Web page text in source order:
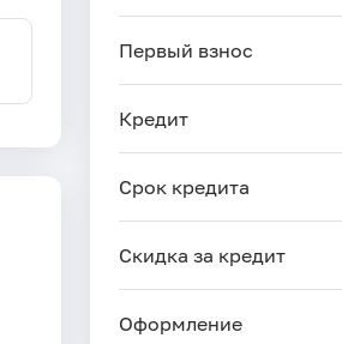
Первый взнос
Кредит
Срок кредита
Скидка за кредит
Оформление